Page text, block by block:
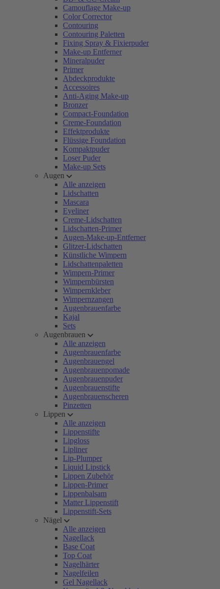
Camouflage Make-up
Color Corrector
Contouring
Contouring Paletten
Fixing Spray & Fixierpuder
Make-up Entferner
Mineralpuder
Primer
Abdeckprodukte
Accessoires
Anti-Aging Make-up
Bronzer
Compact-Foundation
Creme-Foundation
Effektprodukte
Flüssige Foundation
Kompaktpuder
Loser Puder
Make-up Sets
Augen
Alle anzeigen
Lidschatten
Mascara
Eyeliner
Creme-Lidschatten
Lidschatten-Primer
Augen-Make-up-Entferner
Glitzer-Lidschatten
Künstliche Wimpern
Lidschattenpaletten
Wimpern-Primer
Wimpernbürsten
Wimpernkleber
Wimpernzangen
Augenbrauenfarbe
Kajal
Sets
Augenbrauen
Alle anzeigen
Augenbrauenfarbe
Augenbrauengel
Augenbrauenpomade
Augenbrauenpuder
Augenbrauenstifte
Augenbrauenscheren
Pinzetten
Lippen
Alle anzeigen
Lippenstifte
Lipgloss
Lipliner
Lip-Plumper
Liquid Lipstick
Lippen Zubehör
Lippen-Primer
Lippenbalsam
Matter Lippenstift
Lippenstift-Sets
Nägel
Alle anzeigen
Nagellack
Base Coat
Top Coat
Nagelhärter
Nagelfeilen
Gel Nagellack